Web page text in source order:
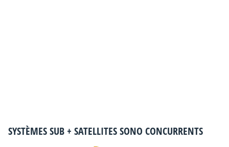
SYSTÈMES SUB + SATELLITES SONO CONCURRENTS